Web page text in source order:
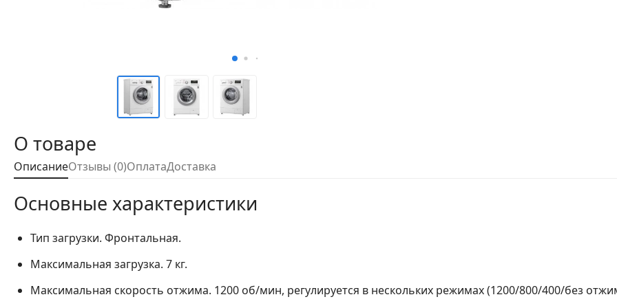
О товаре
ОписаниеОтзывы (0)ОплатаДоставка
Основные характеристики
Тип загрузки. Фронтальная.
Максимальная загрузка. 7 кг.
Максимальная скорость отжима. 1200 об/мин, регулируется в нескольких режимах (1200/800/400/без